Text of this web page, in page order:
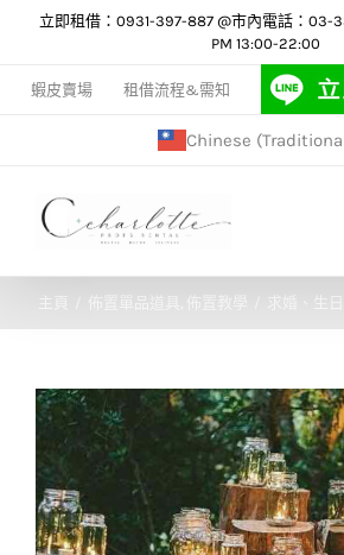
content
立即租借：0931-397-887 @市內電話：03-
PM 13:00-22:00
蝦皮賣場 租借流程&需知
Chinese
佈置單品道具 佈置教學 求婚、生
View
Larger
Image